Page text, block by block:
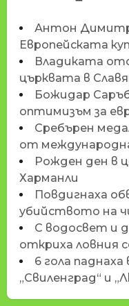
Антон
Европейската
Владиката
църквата в
Божидар
оптимизъм за
Сребърен
от
Рожден ден в
Харманли
Повдигнаха
убийството на
С водосвет и
откриха ловния
6 гола
„Свиленград“ и